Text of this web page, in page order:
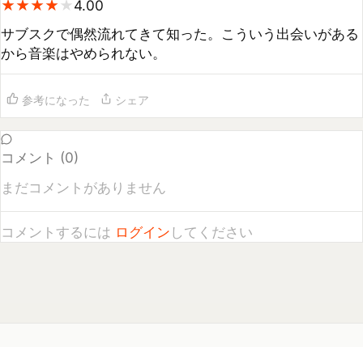
から音楽はやめられない。
参考になった シェア
コメント (0
まだコメントがありません